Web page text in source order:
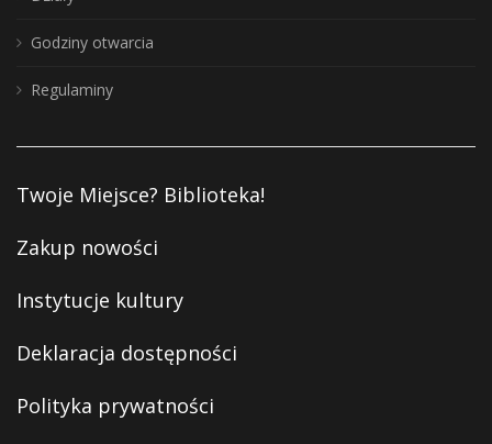
Godziny otwarcia
Regulaminy
Twoje Miejsce? Biblioteka!
Zakup nowości
Instytucje kultury
Deklaracja dostępności
Polityka prywatności